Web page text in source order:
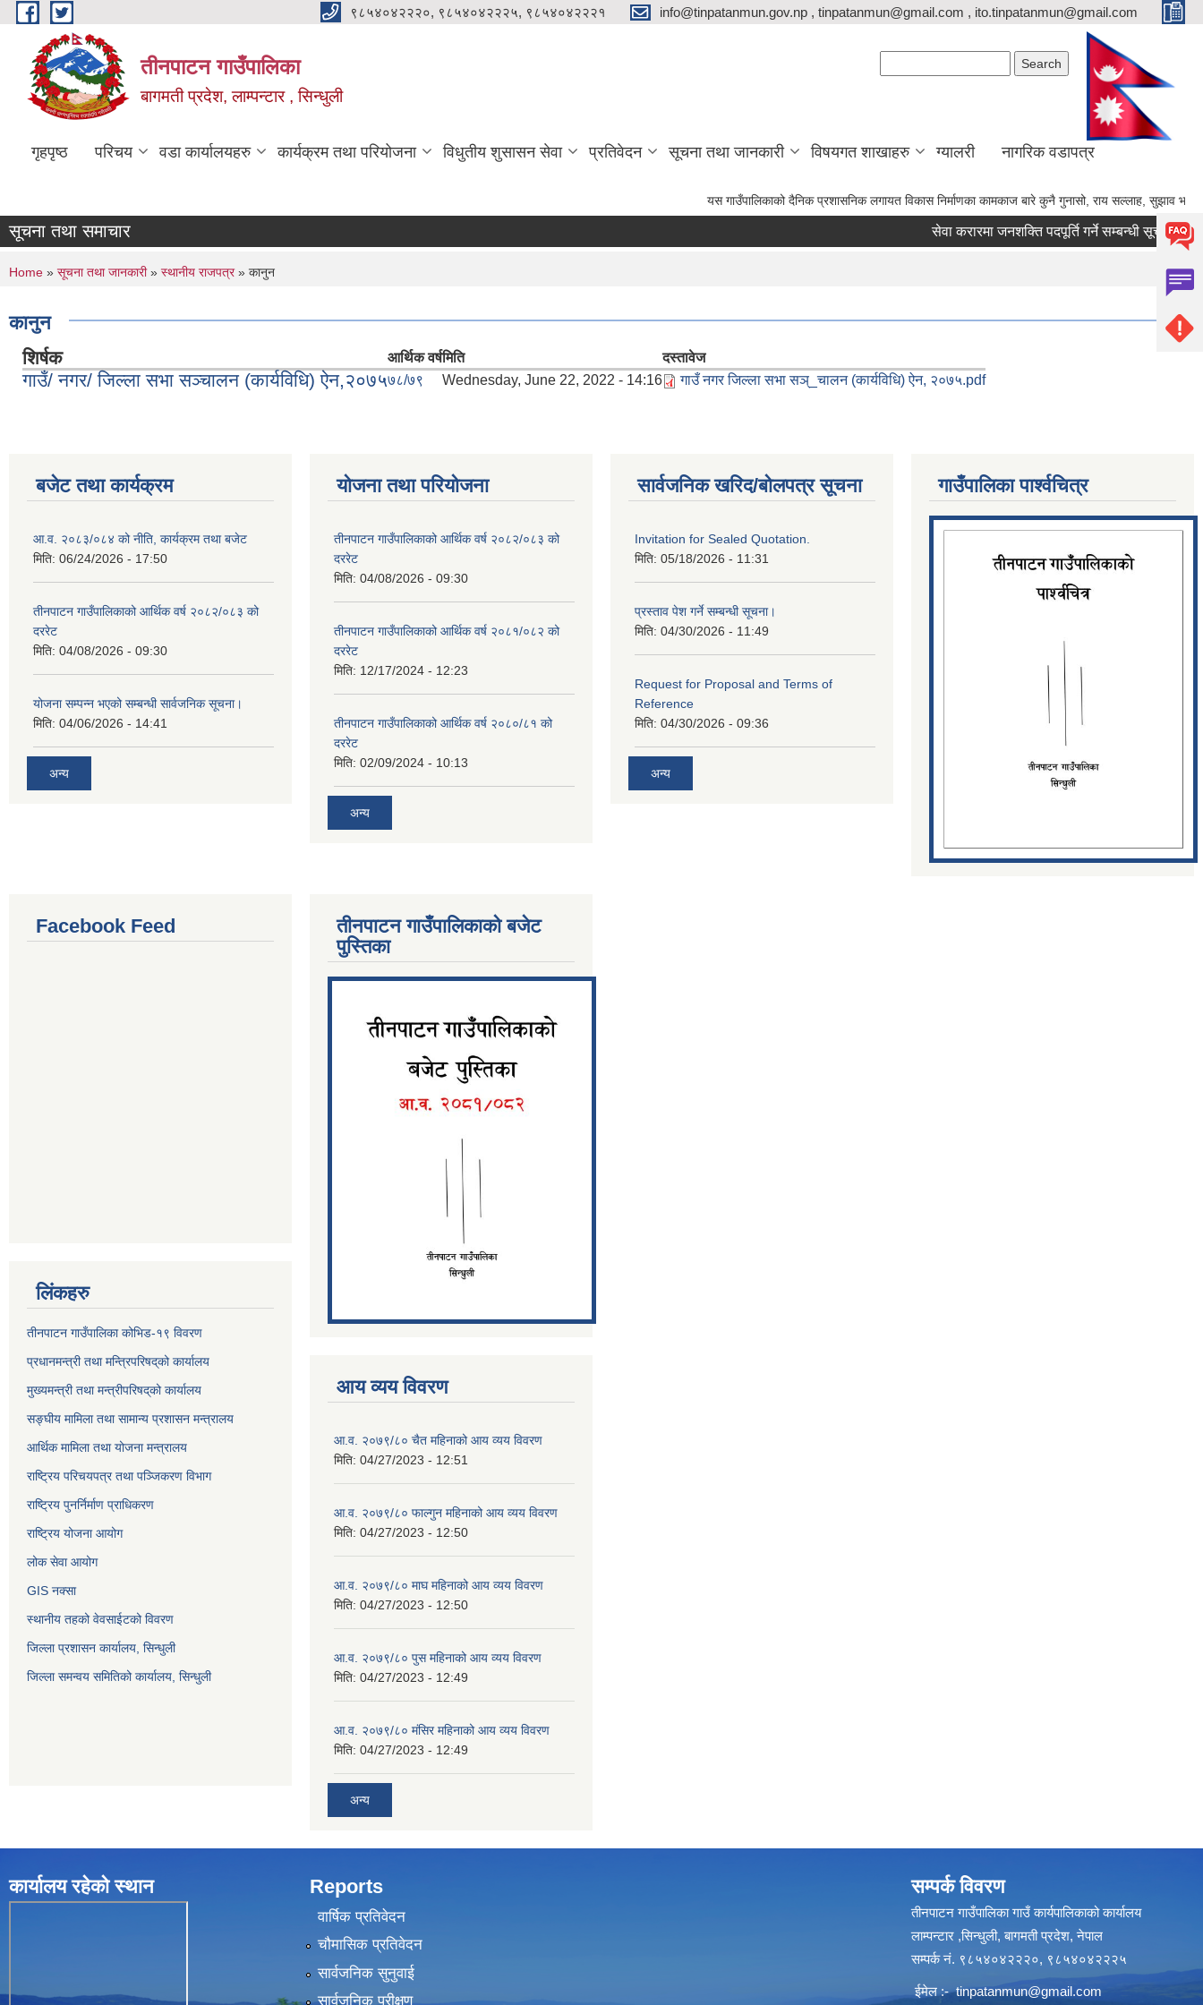
Skip to main content ९८५४०४२२२०, ९८५४०४२२२५, ९८५४०४२२२१ info@tinpatanmun.gov.np , tinpatanmun@gmail.com , ito.tinpatanmun@gmail.com
तीनपाटन गाउँपालिका
बागमती प्रदेश, लाम्पन्टार , सिन्धुली
गृहपृष्ठ परिचय वडा कार्यालयहरु कार्यक्रम तथा परियोजना विधुतीय शुसासन सेवा प्रतिवेदन सूचना तथा जानकारी विषयगत शाखाहरु ग्यालरी नागरिक वडापत्र
यस गाउँपालिकाको दैनिक प्रशासनिक लगायत विकास निर्माणका कामकाज बारे कुनै गुनासो, राय सल्लाह, सुझाव भए
सूचना तथा समाचार सेवा करारमा जनशक्ति पदपूर्ति गर्ने सम्बन्धी सूचना।
You are here
Home » सूचना तथा जानकारी» स्थानीय राजपत्र» कानुन
कानुन
शिर्षक आर्थिक वर्षमिति दस्तावेज
गाउँ/ नगर/ जिल्ला सभा सञ्चालन (कार्यविधि) ऐन,२०७५७८/७९ Wednesday, June 22, 2022 - 14:16 गाउँ नगर जिल्ला सभा सञ्_चालन (कार्यविधि) ऐन, २०७५.pdf
बजेट तथा कार्यक्रम
आ.व. २०८३/०८४ को नीति, कार्यक्रम तथा बजेट
मिति: 06/24/2026 - 17:50
तीनपाटन गाउँपालिकाको आर्थिक वर्ष २०८२/०८३ को
दररेट
मिति: 04/08/2026 - 09:30
योजना सम्पन्न भएको सम्बन्धी सार्वजनिक सूचना।
मिति: 04/06/2026 - 14:41
अन्य
योजना तथा परियोजना
तीनपाटन गाउँपालिकाको आर्थिक वर्ष २०८२/०८३ को
दररेट
मिति: 04/08/2026 - 09:30
तीनपाटन गाउँपालिकाको आर्थिक वर्ष २०८१/०८२ को
दररेट
मिति: 12/17/2024 - 12:23
तीनपाटन गाउँपालिकाको आर्थिक वर्ष २०८०/८१ को
दररेट
मिति: 02/09/2024 - 10:13
अन्य
सार्वजनिक खरिद/बोलपत्र सूचना
Invitation for Sealed Quotation.
मिति: 05/18/2026 - 11:31
प्रस्ताव पेश गर्ने सम्बन्धी सूचना।
मिति: 04/30/2026 - 11:49
Request for Proposal and Terms of
Reference
मिति: 04/30/2026 - 09:36
अन्य
गाउँपालिका पार्श्‍वचित्र
Facebook Feed
लिंकहरु
तीनपाटन गाउँपालिका कोभिड-१९ विवरण
प्रधानमन्त्री तथा मन्त्रिपरिषद्‌को कार्यालय
मुख्यमन्त्री तथा मन्त्रीपरिषद्‌को कार्यालय
सङ्घीय मामिला तथा सामान्य प्रशासन मन्त्रालय
आर्थिक मामिला तथा योजना मन्त्रालय
राष्ट्रिय परिचयपत्र तथा पञ्जिकरण विभाग
राष्ट्रिय पुनर्निर्माण प्राधिकरण
राष्ट्रिय योजना आयोग
लोक सेवा आयोग
GIS नक्सा
स्थानीय तहको वेवसाईटको विवरण
जिल्ला प्रशासन कार्यालय, सिन्धुली
जिल्ला समन्वय समितिको कार्यालय, सिन्धुली
तीनपाटन गाउँपालिकाको बजेट
पुस्तिका
आय व्यय विवरण
आ.व. २०७९/८० चैत महिनाको आय व्यय विवरण
मिति: 04/27/2023 - 12:51
आ.व. २०७९/८० फाल्गुन महिनाको आय व्यय विवरण
मिति: 04/27/2023 - 12:50
आ.व. २०७९/८० माघ महिनाको आय व्यय विवरण
मिति: 04/27/2023 - 12:50
आ.व. २०७९/८० पुस महिनाको आय व्यय विवरण
मिति: 04/27/2023 - 12:49
आ.व. २०७९/८० मंसिर महिनाको आय व्यय विवरण
मिति: 04/27/2023 - 12:49
अन्य
कार्यालय रहेकाे स्थान Reports
वार्षिक प्रतिवेदन
चौमासिक प्रतिवेदन
सार्वजनिक सुनुवाई
सार्वजनिक परीक्षण
सम्पर्क विवरण
तीनपाटन गाउँपालिका गाउँ कार्यपालिकाको कार्यालय
लाम्पन्टार ,सिन्धुली, बागमती प्रदेश, नेपाल
सम्पर्क नं. ९८५४०४२२२०, ९८५४०४२२२५
ईमेल :-tinpatanmun@gmail.com